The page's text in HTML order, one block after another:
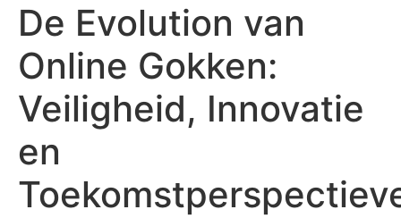
De Evolution van
Online Gokken:
Veiligheid, Innovatie
en